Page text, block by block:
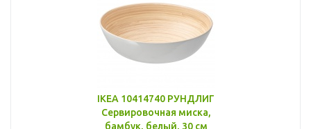
IKEA 10414740 РУНДЛИГ
Сервировочная миска,
бамбук, белый, 30 см